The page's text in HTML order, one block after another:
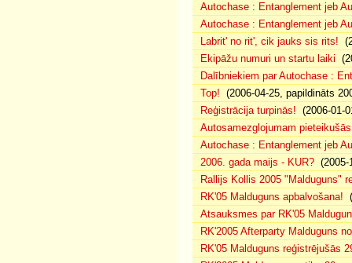
Autochase : Entanglement jeb
Autochase : Entanglement jeb
Labrit' no rit', cik jauks sis rits!
Ekipāžu numuri un startu laiki
Dalībniekiem par Autochase :
Top! (2006-04-25, papildināts
Reģistrācija turpinās! (2006-01-
Autosamezglojumam
Autochase : Entanglement jeb
2006. gada maijs - KUR? (2005-
Rallijs Kollis 2005 "Malduguns"
RK'05 Malduguns apbalvošana!
Atsauksmes par RK'05
RK'2005 Afterparty Malduguns
RK'05 Malduguns reģistrējušās